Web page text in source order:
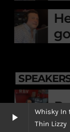
play_arrow
Whisky In
Thin Lizzy